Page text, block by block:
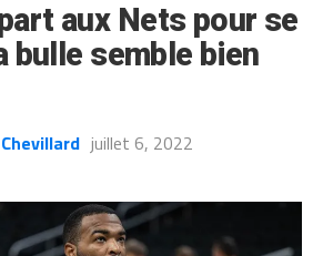
aux Nets pour se
bulle semble bien
juillet 6, 2022